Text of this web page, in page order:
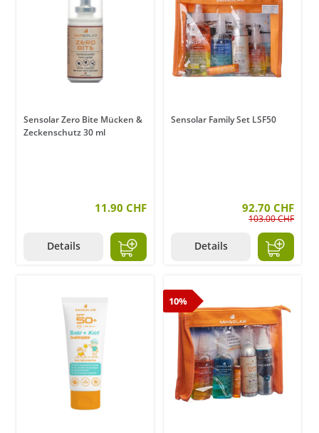
Sensolar Zero Bite Mücken &
Zeckenschutz 30 ml
11.90 CHF
Details
Sensolar Family Set LSF50
92.70 CHF
103.00 CHF
Details
10%